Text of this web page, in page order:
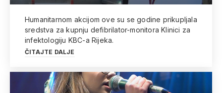
Humanitarnom akcijom ove su se godine prikupljala
sredstva za kupnju defibrilator-monitora Klinici za
infektologiju KBC-a Rijeka.
ČITAJTE DALJE